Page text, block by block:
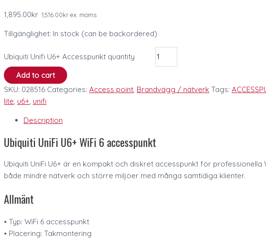
1,895.00kr 1,516.00krex. moms
Tillgänglighet: In stock (can be backordered)
Ubiquiti Unifi U6+ Accesspunkt quantity
Add to cart
SKU: 028516 Categories: Access point Brandvägg / nätverk Tags:
lite u6+ unifi
Description
Ubiquiti UniFi U6+ WiFi 6 accesspunkt
Ubiquiti UniFi U6+ är en kompakt och diskret accesspunkt för
både mindre nätverk och större miljöer med många samtidiga klienter.
Allmänt
• Typ: WiFi 6 accesspunkt
• Placering: Takmontering